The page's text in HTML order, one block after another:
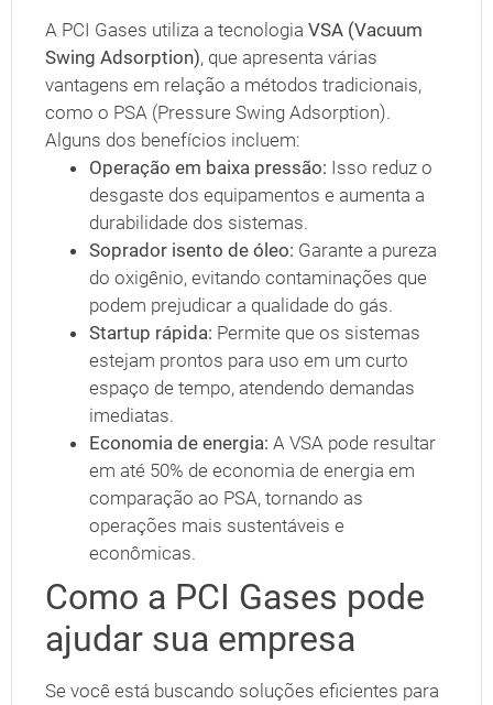
A PCI Gases utiliza a tecnologia VSA (Vacuum
Swing Adsorption), que apresenta várias
vantagens em relação a métodos tradicionais,
como o PSA (Pressure Swing Adsorption).
Alguns dos benefícios incluem:
Operação em baixa pressão: Isso reduz o
desgaste dos equipamentos e aumenta a
durabilidade dos sistemas.
Soprador isento de óleo: Garante a pureza
do oxigênio, evitando contaminações que
podem prejudicar a qualidade do gás.
Startup rápida: Permite que os sistemas
estejam prontos para uso em um curto
espaço de tempo, atendendo demandas
imediatas.
Economia de energia: A VSA pode resultar
em até 50% de economia de energia em
comparação ao PSA, tornando as
operações mais sustentáveis e
econômicas.
Como a PCI Gases pode
ajudar sua empresa
Se você está buscando soluções eficientes para